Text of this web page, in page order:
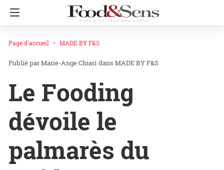
Page d'accueil MADE BY F&S
Marie-Ange Chiari dans MADE BY F&S
Le Fooding
dévoile le
palmarès du